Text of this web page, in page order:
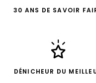
30 ANS DE SAVOIR
DÉNICHEUR DU